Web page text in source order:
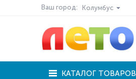
Ваш город: Колумбус
КАТАЛОГ ТОВАРОВ